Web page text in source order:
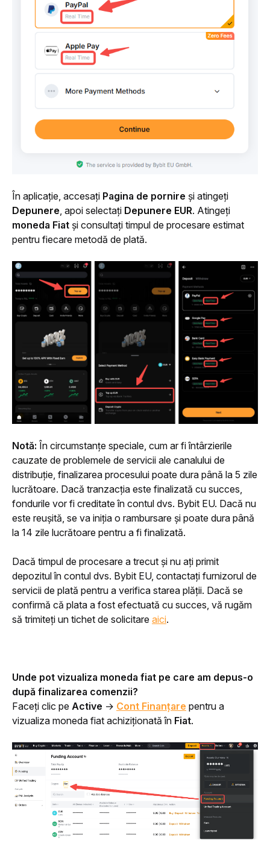
În aplicație, accesați Pagina de pornire
Depunere , apoi selectați Depunere EUR
moneda Fiat și consultați timpul de procesare estimat
pentru fiecare metodă de plată.
Notă: În circumstanțe speciale, cum ar fi întârzierile
cauzate de problemele de servicii ale canalului de
distribuție, finalizarea procesului poate dura până la 5 zile
lucrătoare. Dacă tranzacția este finalizată cu succes,
fondurile vor fi creditate în contul dvs. Bybit EU. Dacă nu
este reușită, se va iniția o rambursare și poate dura până
la 14 zile lucrătoare pentru a fi finalizată.
Dacă timpul de procesare a trecut și nu ați primit
depozitul în contul dvs. Bybit EU, contactați furnizorul de
servicii de plată pentru a verifica starea plății. Dacă se
confirmă că plata a fost efectuată cu succes, vă rugăm
să trimiteți un tichet de solicitare aici.
Unde pot vizualiza moneda fiat pe care am depus-o
după finalizarea comenzii?
Faceți clic pe Active → Cont Finanțare pentru a
vizualiza moneda fiat achiziționată în Fiat.